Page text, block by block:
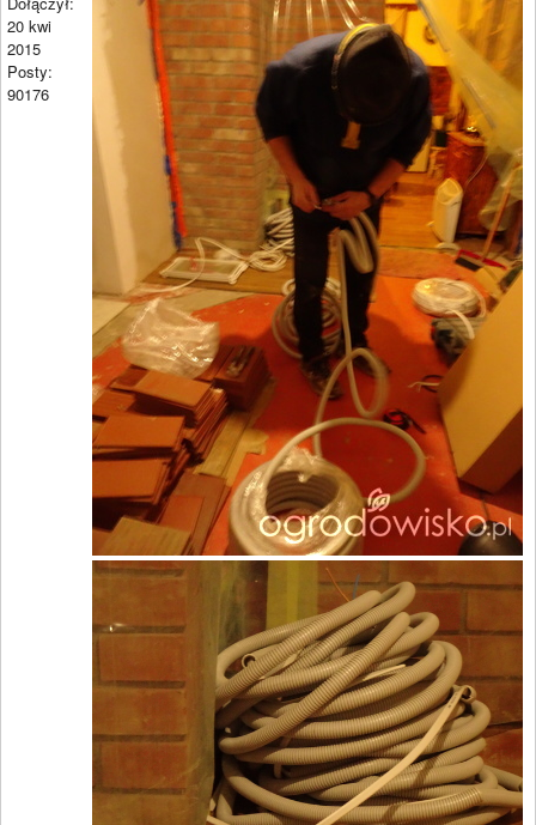
20 kwi
2015
Posty:
90176